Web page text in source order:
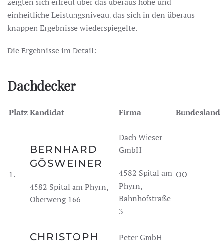
einheitliche Leistungsniveau, das sich in den überaus
knappen Ergebnisse wiederspiegelte.
Die Ergebnisse im Detail:
Dachdecker
PlatzKandidat Firma Bundesland
1.
BERNHARD
GÖSWEINER
4582 Spital am Phyrn,
Oberweng 166
Dach Wieser
GmbH
4582 Spital am
Phyrn,
Bahnhofstraße
3
OÖ
CHRISTOPH
Peter GmbH